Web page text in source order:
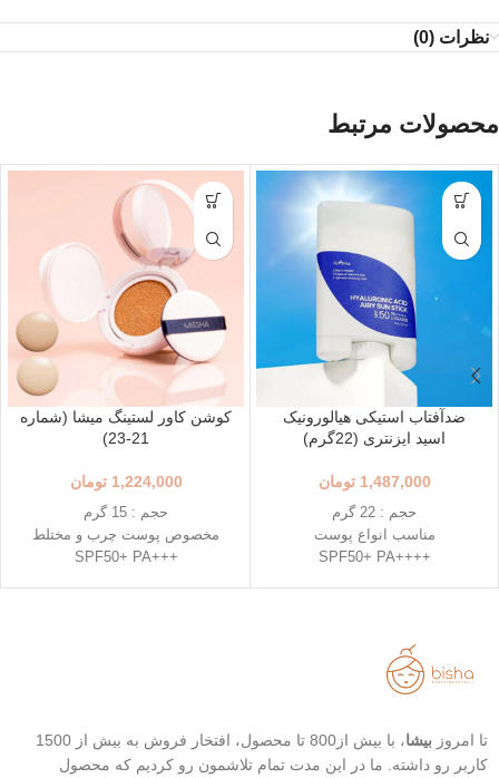
نظرات (0)
محصولات مرتبط
ضدآفتاب استیکی هیالورونیک
اسید ایزنتری (22گرم)
1,487,000 تومان
حجم : 22 گرم
مناسب انواع پوست
++++SPF50+ PA
تاریخ انقضاء : 2026/03/04
کوشن کاور لستینگ میشا (شماره
21-23)
1,224,000 تومان
حجم : 15 گرم
مخصوص پوست چرب و مختلط
+++SPF50+ PA
تا امروز بیشا
، با بیش از800 تا محصول، افتخار فروش به بیش از 1500
کاربر رو داشته. ما در این مدت تمام تلاشمون رو کردیم که محصول